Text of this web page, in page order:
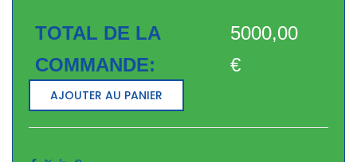
TOTAL DE LA
COMMANDE:
5000,00
€
AJOUTER AU PANIER